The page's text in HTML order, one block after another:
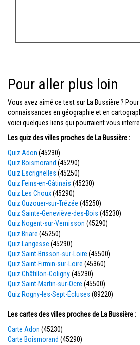
Pour aller plus loin
Vous avez aimé ce test sur La Bussière ?
connaissances en géographie et en
voici quelques liens qui pourraient vous
Les quiz des villes proches de La Bussière :
Quiz Adon (45230)
Quiz Boismorand (45290)
Quiz Escrignelles (45250)
Quiz Feins-en-Gâtinais (45230)
Quiz Les Choux(45290)
Quiz Ouzouer-sur-Trézée (45250)
Quiz Sainte-Geneviève-des-Bois (45230)
Quiz Nogent-sur-Vernisson (45290)
Quiz Briare (45250)
Quiz Langesse (45290)
Quiz Saint-Brisson-sur-Loire (45500)
Quiz Saint-Firmin-sur-Loire (45360)
Quiz Châtillon-Coligny(45230)
Quiz Saint-Martin-sur-Ocre (45500)
Quiz Rogny-les-Sept-Écluses (89220)
Les cartes des villes proches de La Bussière :
Carte Adon (45230)
Carte Boismorand (45290)